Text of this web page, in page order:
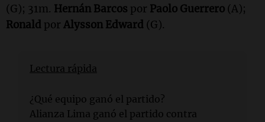
(G); 31m. Hernán Barcos por Paolo Guerrero (A);
Ronald por Alysson Edward (G).
Lectura rápida
¿Qué equipo ganó el partido?
Alianza Lima ganó el partido contra